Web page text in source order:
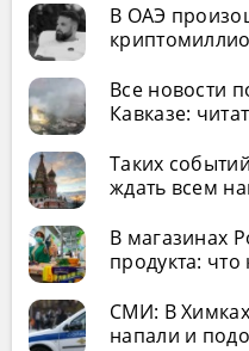
В ОАЭ
Все новости
Кавказе:
Таких
ждать всем
В магазинах
продукта: что
СМИ: В
напали и